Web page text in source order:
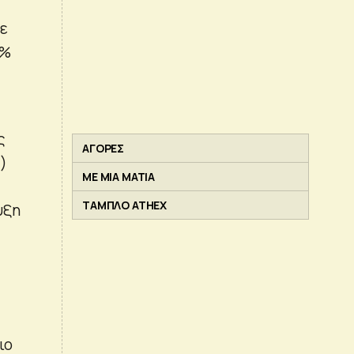
ΑΓΟΡΕΣ
ΜΕ ΜΙΑ ΜΑΤΙΑ
ΤΑΜΠΛΟ ATHEX